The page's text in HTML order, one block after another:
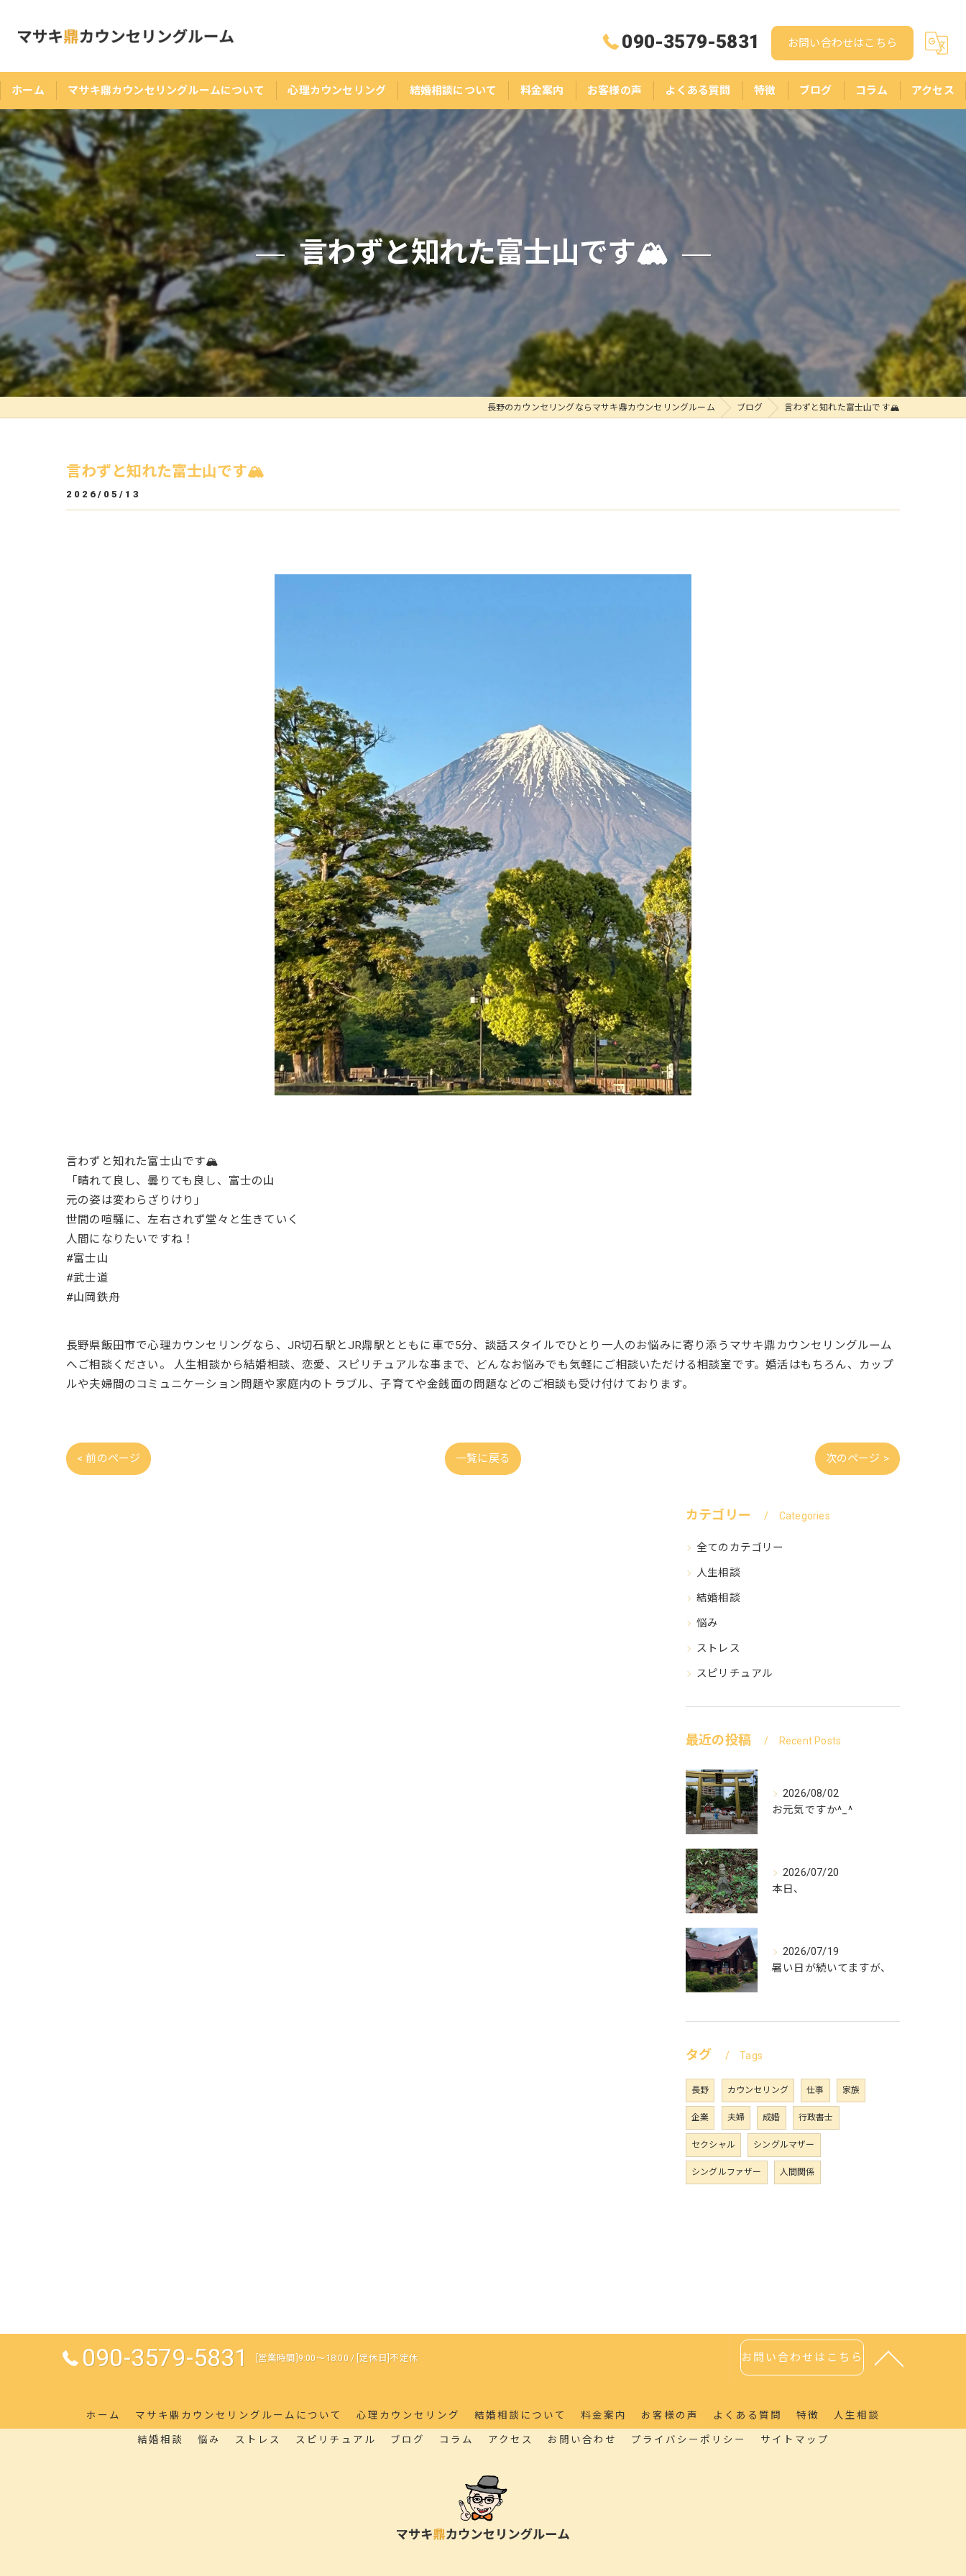
090-3579-5831 お問い合わせはこちら
ホーム マサキ鼎カウンセリングルームについて 心理カウンセリング 結婚相談について 料金案内 お客様の声 よくある質問 特徴
人生相談
結婚相談
スピリチュアル
ブログ コラム アクセス
言わずと知れた富士山です🏔️
長野のカウンセリングならマサキ鼎カウンセリングルーム ブログ 言わずと知れた富士山です🏔️
言わずと知れた富士山です🏔️
2026/05/13
言わずと知れた富士山です🏔️
「晴れて良し、曇りても良し、富士の山
元の姿は変わらざりけり」
世間の喧騒に、左右されず堂々と生きていく
人間になりたいですね！
#富士山
#武士道
#山岡鉄舟
長野県飯田市で心理カウンセリングなら、JR切石駅とJR鼎駅とともに車で5分、談話スタイルでひとり一人のお悩みに寄り添うマサキ鼎カウンセリングルーム
へご相談ください。 人生相談から結婚相談、恋愛、スピリチュアルな事まで、どんなお悩みでも気軽にご相談いただける相談室です。婚活はもちろん、カップ
ルや夫婦間のコミュニケーション問題や家庭内のトラブル、子育てや金銭面の問題などのご相談も受け付けております。
< 前のページ 一覧に戻る 次のページ >
カテゴリー Categories
全てのカテゴリー
人生相談
結婚相談
悩み
ストレス
スピリチュアル
最近の投稿 Recent Posts
2026/08/02
お元気ですか^_^
2026/07/20
本日、
2026/07/19
暑い日が続いてますが、
タグ Tags
長野 カウンセリング 仕事 家族
企業 夫婦 成婚 行政書士
セクシャル シングルマザー
シングルファザー 人間関係
090-3579-5831 [営業時間]9:00～18:00 / [定休日]不定休 お問い合わせはこちら
ホーム マサキ鼎カウンセリングルームについて 心理カウンセリング 結婚相談について 料金案内 お客様の声 よくある質問 特徴 人生相談
結婚相談 悩み ストレス スピリチュアル ブログ コラム アクセス お問い合わせ プライバシーポリシー サイトマップ